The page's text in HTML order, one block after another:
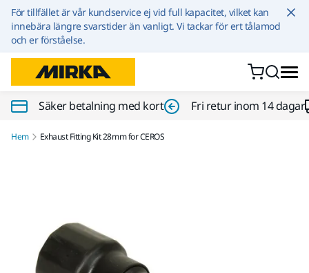
Hoppa till innehållet
För tillfället är vår kundservice ej vid full kapacitet, vilket kan
innebära längre svarstider än vanligt. Vi tackar för ert tålamod
och er förståelse.
Säker betalning med kort Fri retur inom 14 dagar
Hem Exhaust Fitting Kit 28mm for CEROS